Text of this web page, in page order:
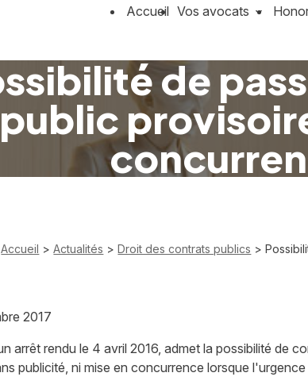
Accueil Vos avocats
de
public
Accueil >Actualités >Droit des contrats publics >
2017
arrêt rendu le 4 avril 2016, admet la possibilité de
publicité, ni mise en concurrence lorsque l'urgence